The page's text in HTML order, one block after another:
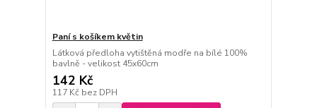
Paní s košíkem květin
Látková předloha vytištěná modře na bílé 100%
bavlně - velikost 45x60cm
142 Kč
117 Kč bez DPH